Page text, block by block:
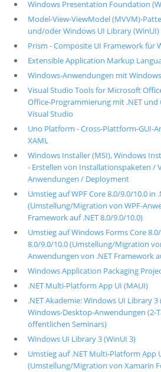
Windows Presentation Foundation
Model-View-ViewModel (MVVM)-
und/oder Windows UI Library (WinUI)
Prism - Composite UI Framework für
Extensible Application Markup
Windows-Anwendungen mit
Visual Studio Tools for Microsoft
Office-Programmierung mit .NET und
Visual Studio
Uno Platform - Cross-Plattform-GUI-
XAML
Windows Installer (MSI), Windows
- Erstellen von Installationspaketen /
Anwendungen / Deployment
Umstieg auf WPF Core 8.0/9.0/10.0 in
(Umstellung/Migration von WPF-
Framework auf .NET 8.0/9.0/10.0)
Umstieg auf Windows Forms Core
8.0/9.0/10.0 (Umstellung/Migration
Anwendungen von .NET Framework
Windows Application Packaging
.NET Multi-Platform App UI (MAUI)
.NET Akademie: Windows UI Library
Windows-Desktop-Anwendungen (2-
öffentlichen Seminars)
Windows UI Library 3 (WinUI 3)
Umstieg auf .NET Multi-Platform App
(Umstellung/Migration von Xamarin